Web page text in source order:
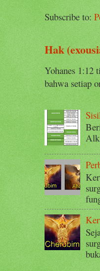
Subscribe to:
Hak
Yohanes 1:12
bahwa setiap